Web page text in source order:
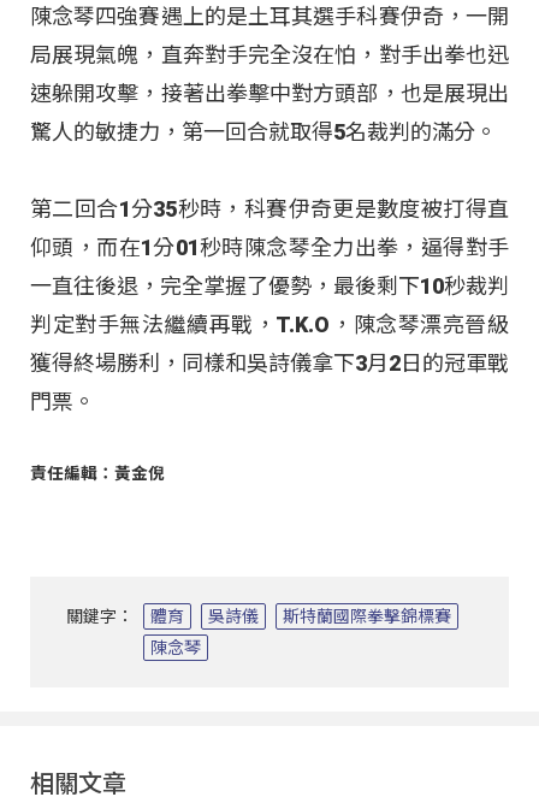
陳念琴四強賽遇上的是土耳其選手科賽伊奇，一開
局展現氣魄，直奔對手完全沒在怕，對手出拳也迅
速躲開攻擊，接著出拳擊中對方頭部，也是展現出
驚人的敏捷力，第一回合就取得5名裁判的滿分。
第二回合1分35秒時，科賽伊奇更是數度被打得直
仰頭，而在1分01秒時陳念琴全力出拳，逼得對手
一直往後退，完全掌握了優勢，最後剩下10秒裁判
判定對手無法繼續再戰，T.K.O，陳念琴漂亮晉級
獲得終場勝利，同樣和吳詩儀拿下3月2日的冠軍戰
門票。
責任編輯：黃金倪
關鍵字： 體育 吳詩儀
斯特蘭國際拳擊錦標賽
陳念琴
相關文章